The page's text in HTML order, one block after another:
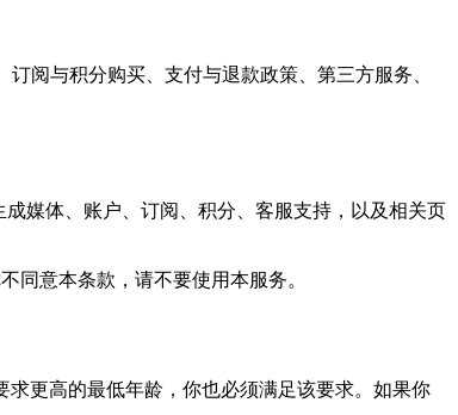
阅与积分购买、支付与退款政策、第三方服务、
媒体、账户、订阅、积分、客服支持，以及相关页
同意本条款，请不要使用本服务。
求更高的最低年龄，你也必须满足该要求。如果你